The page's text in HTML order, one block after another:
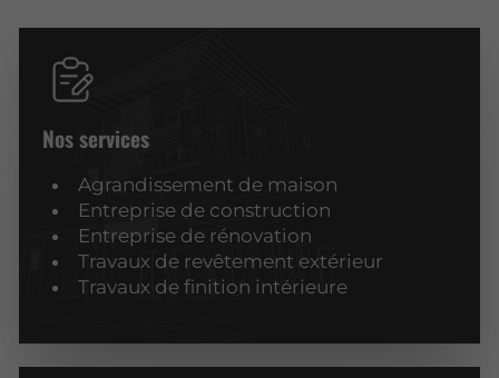
Nos services
Agrandissement de maison
Entreprise de construction
Entreprise de rénovation
Travaux de revêtement extérieur
Travaux de finition intérieure